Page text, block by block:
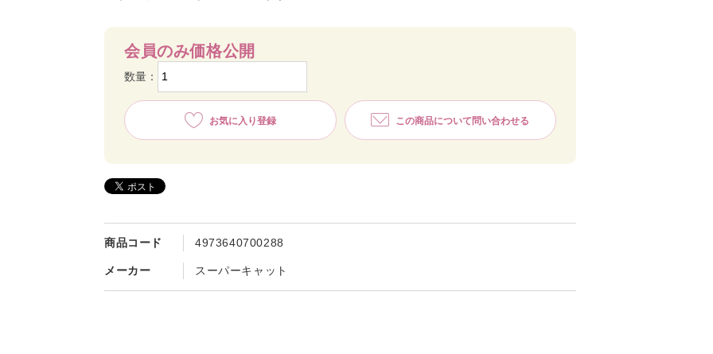
商品コード 4973640700288
メーカー スーパーキャット
会員のみ価格公開
数量：
お気に入り登録 この商品について問い合わせる